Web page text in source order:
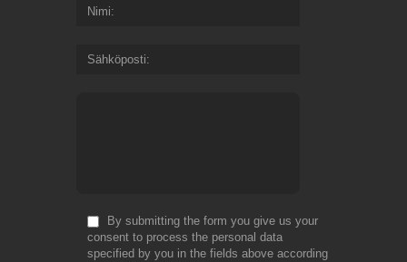
Nimi
Sähköposti
By submitting the form you give us your
consent to process the personal data
specified by you in the fields above according